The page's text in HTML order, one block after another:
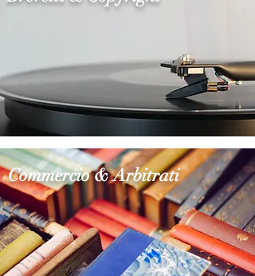
Commercio & Arbitrati